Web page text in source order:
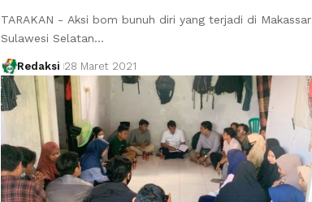
TARAKAN - Aksi bom bunuh diri yang terjadi di Makassar
Sulawesi Selatan…
Redaksi 28 Maret 2021